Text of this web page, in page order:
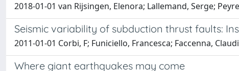
2018-01-01 van Rijsingen, Elenora; Lallemand, Serge;
Seismic variability of subduction thrust faults:
2011-01-01 Corbi, F; Funiciello, Francesca; Faccenna,
Where giant earthquakes may come